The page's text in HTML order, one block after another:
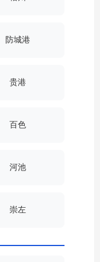
防城港
贵港
百色
河池
崇左